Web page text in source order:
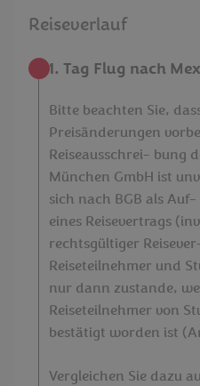
Reiseverlauf
1. Tag Flug nach
Bitte beachten Sie,
Preisänderungen
Reiseausschrei- bung
München GmbH ist
sich nach BGB als
eines Reisevertrags
rechtsgültiger
Reiseteilnehmer und
nur dann zustande,
Reiseteilnehmer von
bestätigt worden ist
Vergleichen Sie dazu